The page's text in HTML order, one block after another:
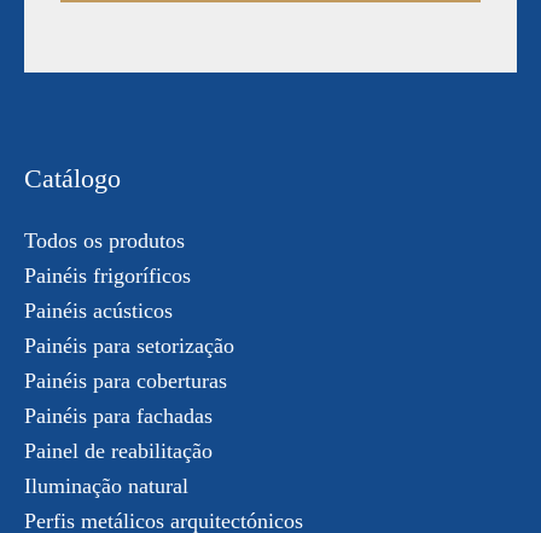
Catálogo
Todos os produtos
Painéis frigoríficos
Painéis acústicos
Painéis para setorização
Painéis para coberturas
Painéis para fachadas
Painel de reabilitação
Iluminação natural
Perfis metálicos arquitectónicos